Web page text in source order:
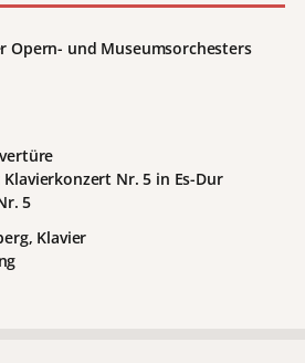
Opern- und Museumsorchesters
Klavierkonzert Nr. 5 in Es-Dur
5
Klavier